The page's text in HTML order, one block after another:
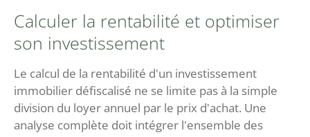
Calculer la rentabilité et optimiser
son investissement
Le calcul de la rentabilité d'un investissement
immobilier défiscalisé ne se limite pas à la simple
division du loyer annuel par le prix d'achat. Une
analyse complète doit intégrer l'ensemble des